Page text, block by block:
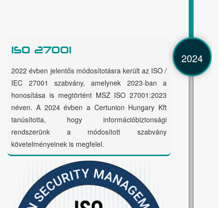
ISO 27001
2022 évben jelentős módosítotásra került az ISO /
IEC 27001 szabvány, amelynek 2023-ban a
honosítása is megtörtént MSZ ISO 27001:2023
néven. A 2024 évben a Certunion Hungary Kft
tanúsította, hogy információbiztonsági
rendszerünk a módosított szabvány
követelményeinek is megfelel.
2024